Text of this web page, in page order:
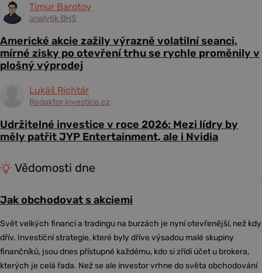
Timur Barotov
analytik BHS
Americké akcie zažily výrazně volatilní seanci,
mírné zisky po otevření trhu se rychle proměnily v
plošný výprodej
Lukáš Richtár
Redaktor investice.cz
Udržitelné investice v roce 2026: Mezi lídry by
měly patřit JYP Entertainment, ale i Nvidia
Vědomosti dne
Jak obchodovat s akciemi
Svět velkých financí a tradingu na burzách je nyní otevřenější, než kdy
dřív. Investiční strategie, které byly dříve výsadou malé skupiny
finančníků, jsou dnes přístupné každému, kdo si zřídí účet u brokera,
kterých je celá řada. Než se ale investor vrhne do světa obchodování